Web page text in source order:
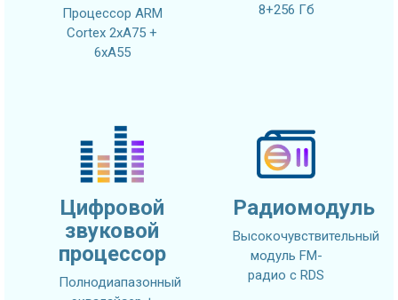
Процессор ARM
Cortex 2xA75 +
6xA55
8+256 Гб
Цифровой
звуковой
процессор
Полнодиапазонный
Радиомодуль
Высокочувствительный
модуль FM-
радио с RDS